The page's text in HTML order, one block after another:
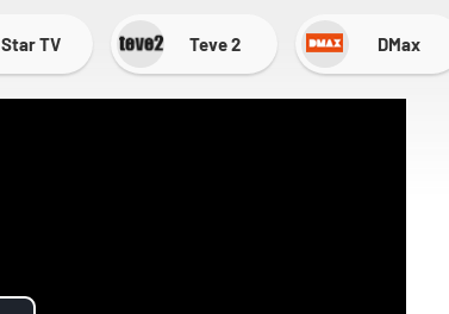
Star TV Teve 2 DMax